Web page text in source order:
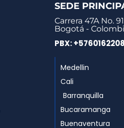
SEDE
Carrera 47A No.
Bogotá -
PBX:
Medellin
Cali
Barranquilla
Bucaramanga
Buenaventura